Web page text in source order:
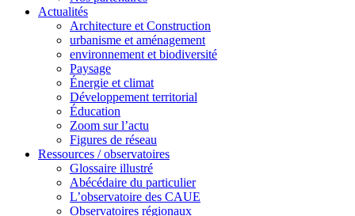
Actualités
Architecture et Construction
urbanisme et aménagement
environnement et biodiversité
Paysage
Énergie et climat
Développement territorial
Éducation
Zoom sur l’actu
Figures de réseau
Ressources / observatoires
Glossaire illustré
Abécédaire du particulier
L’observatoire des CAUE
Observatoires régionaux